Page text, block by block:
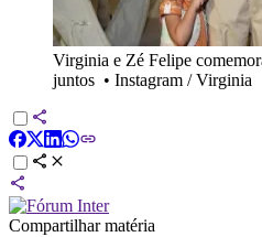
Virginia e Zé Felipe
juntos • Instagram / Virginia
Compartilhar matéria